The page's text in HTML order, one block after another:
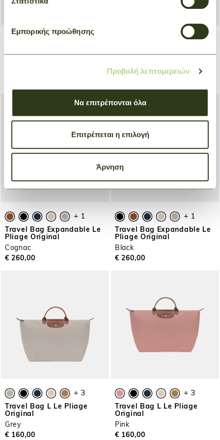
Εμπορικής προώθησης
Προβολή λεπτομερειών
Να επιτρέπονται όλα
Επιτρέπεται η επιλογή
Άρνηση
Travel Bag Expandable Le
+ 1
Travel Bag Expandable Le
Blue
+ 1
Travel Bag Expandable Le
Pliage Original
Cognac
€ 260,00
+ 1
Travel Bag Expandable Le
Pliage Original
Black
€ 260,00
+ 3
Travel Bag L Le Pliage
Original
Grey
€ 160,00
+ 3
Travel Bag L Le Pliage
Original
Pink
€ 160,00